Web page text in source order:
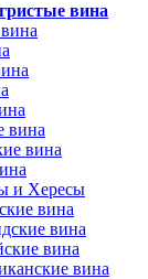
вина
вина
вина
и Хересы
вина
вина
вина
вина